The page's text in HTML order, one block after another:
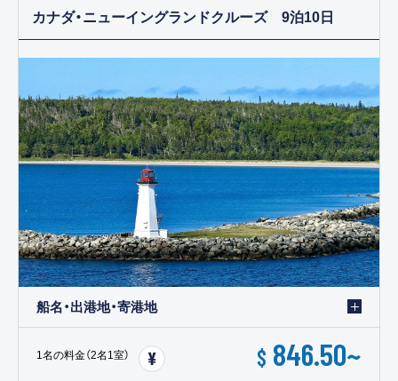
カナダ・ニューイングランドクルーズ 9泊10日
船名・出港地・寄港地
1名の料金（2名1室） $ 846.50~